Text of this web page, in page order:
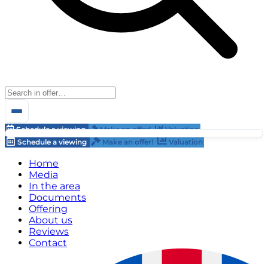
Schedule a viewing Make an offer!
Valuation
Schedule a viewing
Make an offer! Valuation
Home
Media
In the area
Documents
Offering
About us
Reviews
Contact